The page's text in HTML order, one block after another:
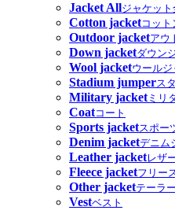
Jacket Allジャケット
Cotton jacketコット
Outdoor jacketアウ
Down jacketダウン
Wool jacketウールジ
Stadium jumperス
Military jacketミリ
Coatコート
Sports jacketスポー
Denim jacketデニム
Leather jacketレザ
Fleece jacketフリー
Other jacketテーラ
Vestベスト